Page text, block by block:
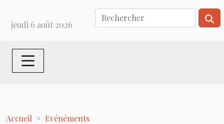
jeudi 6 août 2026
Accueil
Evénéments